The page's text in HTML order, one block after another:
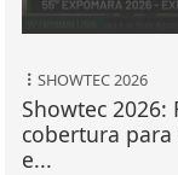
SHOWTEC 2026
Showtec 2026:
cobertura
e...